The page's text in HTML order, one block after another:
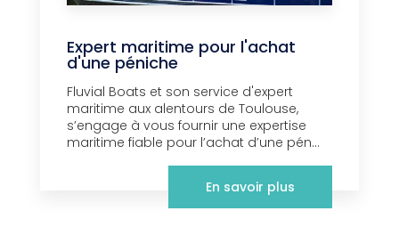
Expert maritime pour l'achat
d'une péniche
Fluvial Boats et son service d'expert
maritime aux alentours de Toulouse,
s’engage à vous fournir une expertise
maritime fiable pour l’achat d’une pén...
En savoir plus